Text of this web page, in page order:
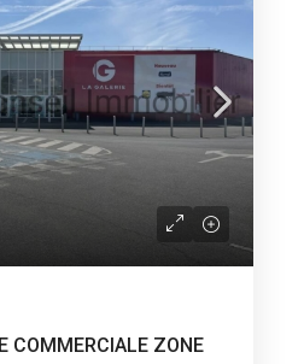
COMMERCIALE ZONE